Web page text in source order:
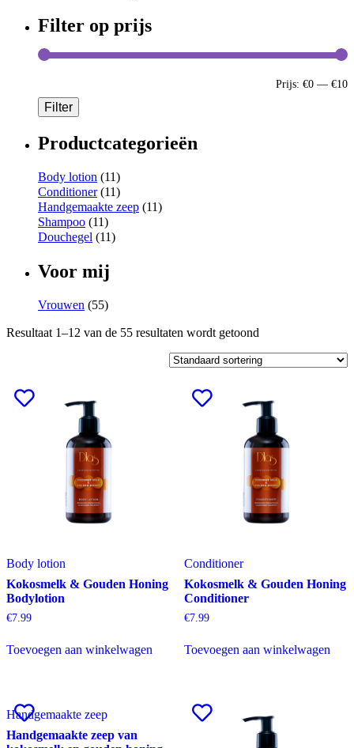
Filter op prijs
Prijs: €0 — €10
Filter
Productcategorieën
Body lotion (11)
Conditioner (11)
Handgemaakte zeep (11)
Shampoo (11)
Douchegel (11)
Voor mij
Vrouwen (55)
Resultaat 1–12 van de 55 resultaten wordt getoond
Body lotion
Kokosmelk & Gouden Honing
Bodylotion
€7.99
Toevoegen aan winkelwagen
Conditioner
Kokosmelk & Gouden Honing
Conditioner
€7.99
Toevoegen aan winkelwagen
Handgemaakte zeep
Handgemaakte zeep van